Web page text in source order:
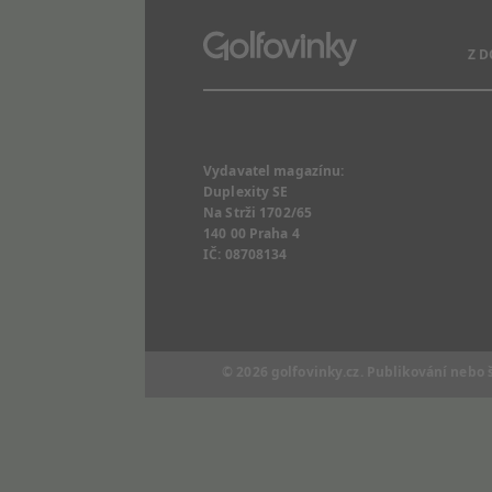
Z
Vydavatel magazínu:
Duplexity SE
Na Strži 1702/65
140 00 Praha 4
IČ: 08708134